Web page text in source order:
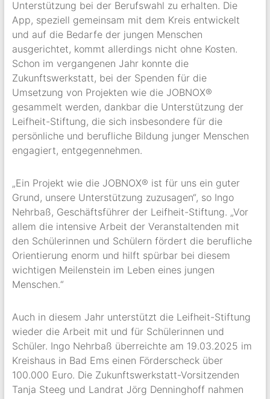
Unterstützung bei der Berufswahl zu erhalten. Die
App, speziell gemeinsam mit dem Kreis entwickelt
und auf die Bedarfe der jungen Menschen
ausgerichtet, kommt allerdings nicht ohne Kosten.
Schon im vergangenen Jahr konnte die
Zukunftswerkstatt, bei der Spenden für die
Umsetzung von Projekten wie die JOBNOX®
gesammelt werden, dankbar die Unterstützung der
Leifheit-Stiftung, die sich insbesondere für die
persönliche und berufliche Bildung junger Menschen
engagiert, entgegennehmen.
„Ein Projekt wie die JOBNOX® ist für uns ein guter
Grund, unsere Unterstützung zuzusagen“, so Ingo
Nehrbaß, Geschäftsführer der Leifheit-Stiftung. „Vor
allem die intensive Arbeit der Veranstaltenden mit
den Schülerinnen und Schülern fördert die berufliche
Orientierung enorm und hilft spürbar bei diesem
wichtigen Meilenstein im Leben eines jungen
Menschen.“
Auch in diesem Jahr unterstützt die Leifheit-Stiftung
wieder die Arbeit mit und für Schülerinnen und
Schüler. Ingo Nehrbaß überreichte am 19.03.2025 im
Kreishaus in Bad Ems einen Förderscheck über
100.000 Euro. Die Zukunftswerkstatt-Vorsitzenden
Tanja Steeg und Landrat Jörg Denninghoff nahmen